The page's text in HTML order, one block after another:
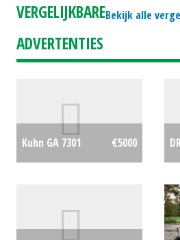
Bekijk alle
VERGELIJKBARE
ADVERTENTIES
Kuhn GA 7301 €5000